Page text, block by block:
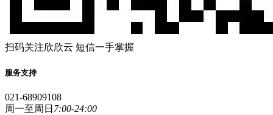
扫码关注欣欣云 短信一手掌握
服务支持
021-68909108
周一至周日 7:00-24:00